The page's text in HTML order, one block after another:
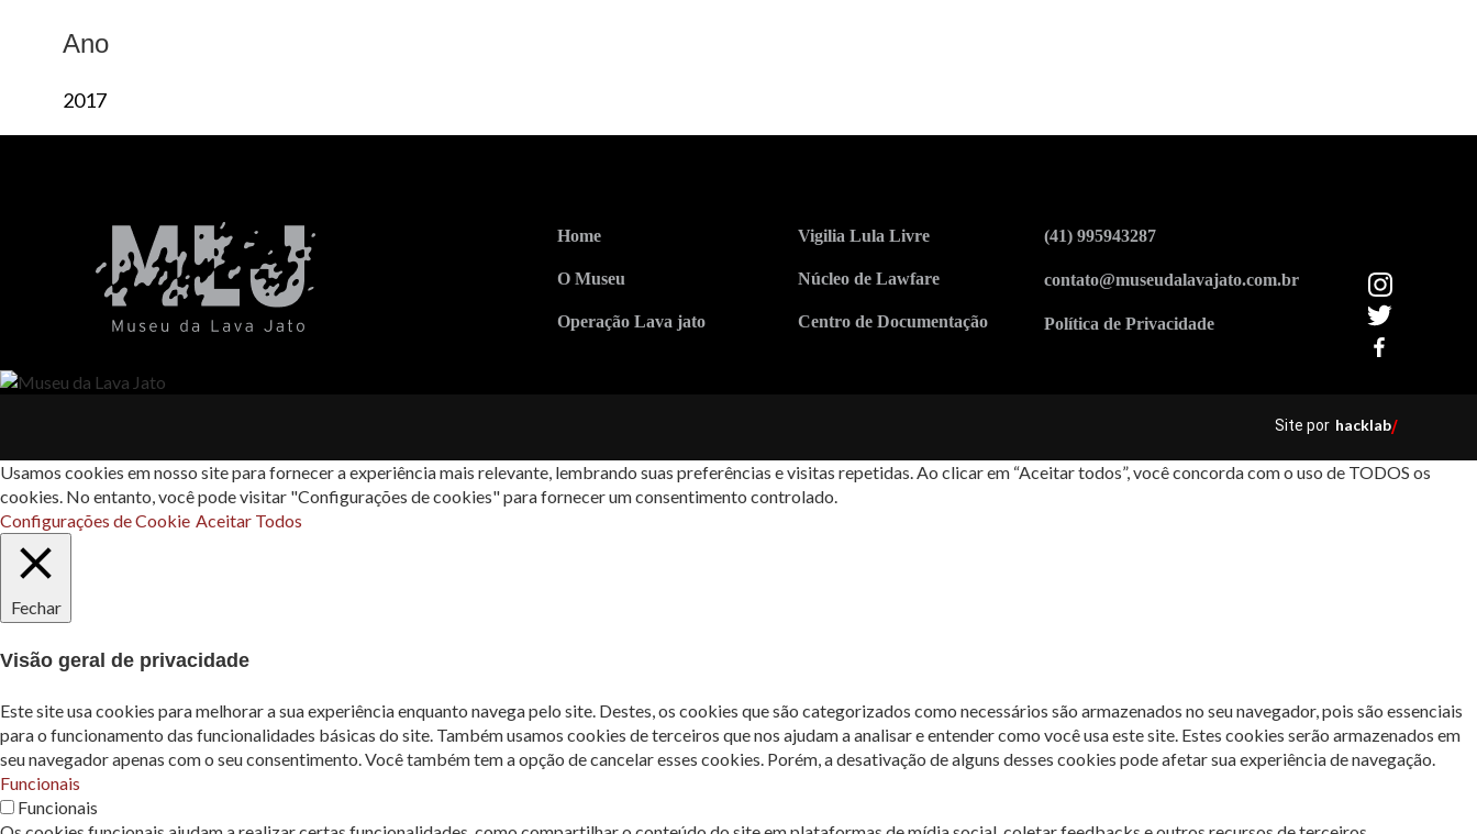
Ano
2017
Home
O Museu
Operação Lava jato
Vigilia Lula Livre
Núcleo de Lawfare
Centro de Documentação
(41) 995943287
contato@museudalavajato.com.br
Política de Privacidade
Site por hacklab/
Usamos cookies em nosso site para fornecer a experiência mais relevante, lembrando suas preferências e visitas repetidas. Ao clicar em “Aceitar todos”, você concorda com o uso de TODOS os
cookies. No entanto, você pode visitar "Configurações de cookies" para fornecer um consentimento controlado.
Configurações de Cookie Aceitar Todos
Fechar
Visão geral de privacidade
Este site usa cookies para melhorar a sua experiência enquanto navega pelo site. Destes, os cookies que são categorizados como necessários são armazenados no seu navegador, pois são essenciais
para o funcionamento das funcionalidades básicas do site. Também usamos cookies de terceiros que nos ajudam a analisar e entender como você usa este site. Estes cookies serão armazenados em
seu navegador apenas com o seu consentimento. Você também tem a opção de cancelar esses cookies. Porém, a desativação de alguns desses cookies pode afetar sua experiência de navegação.
Funcionais
Funcionais